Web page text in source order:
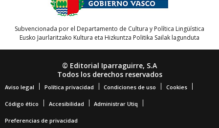
Subvencionada por el Departamento de Cultura y Política Lingüística
Eusko Jaurlaritzako Kultura eta Hizkuntza Politika Sailak lagunduta
© Editorial Iparraguirre, S.A
Todos los derechos reservados
Aviso legal Política privacidad Condiciones de uso Cookies
Código ético Accesibilidad Administrar Utiq
Preferencias de privacidad